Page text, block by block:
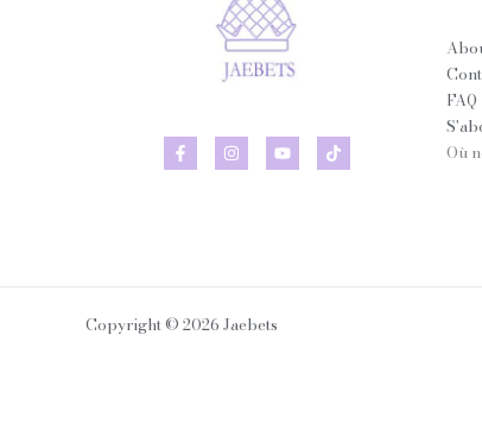
FAQ
Où
Copyright © 2026 Jaebets